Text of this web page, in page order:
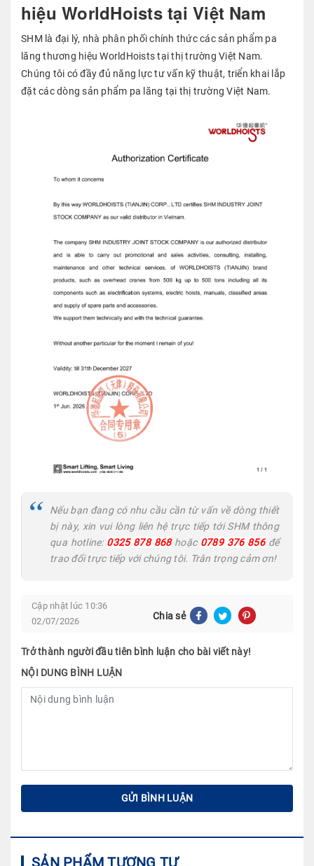
hiệu WorldHoists tại Việt Nam
SHM là đại lý, nhà phân phối chính thức các sản phẩm pa
lăng thương hiệu WorldHoists tại thị trường Việt Nam.
Chúng tôi có đầy đủ năng lực tư vấn kỹ thuật, triển khai lắp
đặt các dòng sản phẩm pa lăng tại thị trường Việt Nam.
Nếu bạn đang có nhu cầu cần từ vấn về dòng thiết
bị này, xin vui lòng liên hệ trực tiếp tới SHM thông
qua hotline: 0325 878 868hoặc 0789 376 856để
trao đổi trực tiếp với chúng tôi. Trân trọng cảm ơn!
Cập nhật lúc 10:36
02/07/2026
Chia sẻ
Trở thành người đầu tiên bình luận cho bài viết này!
NỘI DUNG BÌNH LUẬN
SẢN PHẨM TƯƠNG TỰ